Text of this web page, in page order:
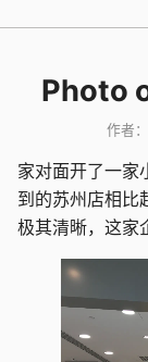
Photo
作者
家对面开了一家
到的苏州店相比
极其清晰，这家